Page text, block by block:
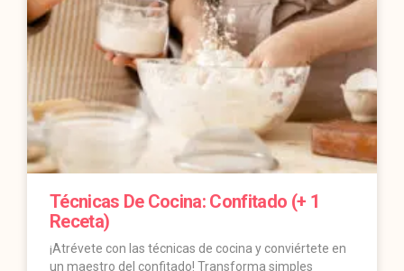
Técnicas De Cocina: Confitado (+ 1
Receta)
¡Atrévete con las técnicas de cocina y conviértete en
un maestro del confitado! Transforma simples